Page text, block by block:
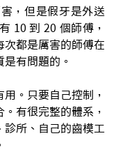
，但是假牙是外送
10 到 20 個師傅，
次都是厲害的師傅在
有問題的。
。只要自己控制，
有很完整的體系，
診所、自己的齒模工